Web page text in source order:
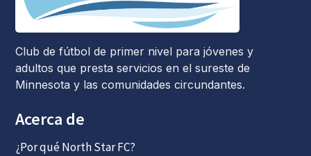
Club de fútbol de primer nivel para jóvenes y
adultos que presta servicios en el sureste de
Minnesota y las comunidades circundantes.
Acerca de
¿Por qué North Star FC?